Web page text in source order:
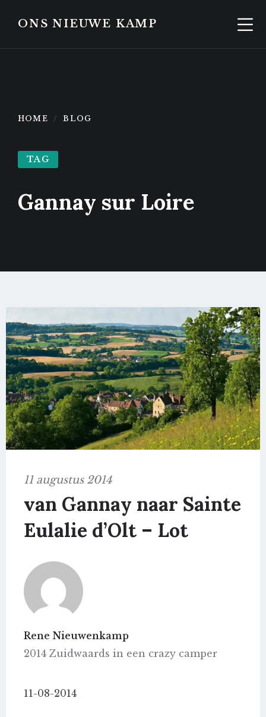
content
footerONS NIEUWE KAMP
HOME BLOG
TAG
Gannay sur Loire
11 augustus 2014
van Gannay naar Sainte
Eulalie d’Olt – Lot
Rene Nieuwenkamp
2014 Zuidwaards in een crazy camper
11-08-2014